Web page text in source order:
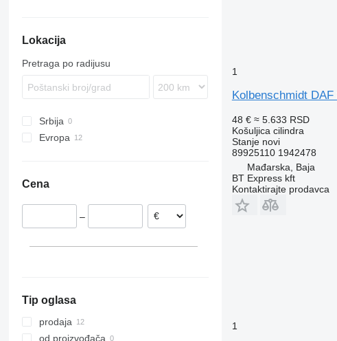
Lokacija
Pretraga po radijusu
Srbija
Evropa
Rumunija
Poljska
Cena
–
Tip oglasa
prodaja
od proizvođača
1
Kolbenschmidt
48 € ≈ 5.633 RSD
Košuljica cilindra
Stanjenovi
89925110 1942478
Mađarska, Baja
BT Express kft
Kontaktirajte prodavca
1